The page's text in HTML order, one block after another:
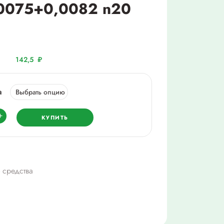
n20
142,5₽
КУПИТЬ